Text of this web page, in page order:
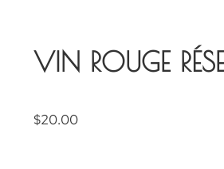
VIN ROUGE
$20.00